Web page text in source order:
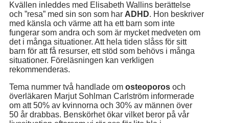
Kvällen inleddes med Elisabeth Wallins berättelse
och ”resa” med sin son som har ADHD. Hon beskriver
med känsla och värme att ha ett barn som inte
fungerar som andra och som är mycket medveten om
det i många situationer. Att hela tiden slåss för sitt
barn för att få resurser, ett stöd som behövs i många
situationer. Föreläsningen kan verkligen
rekommenderas.
Tema nummer två handlade om osteoporos och
överläkaren Marjut Sohlman Carlström informerade
om att 50% av kvinnorna och 30% av männen över
50 år drabbas. Benskörhet ökar vilket beror på vår